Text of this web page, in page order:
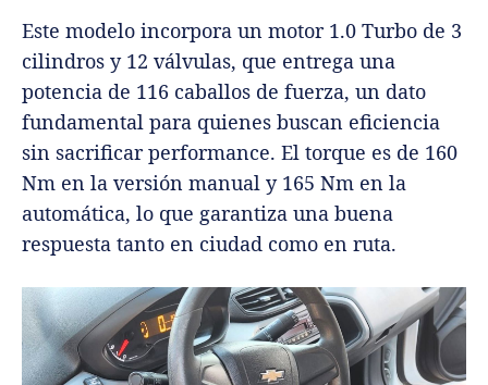
Este modelo incorpora un motor 1.0 Turbo de 3
cilindros y 12 válvulas, que entrega una
potencia de 116 caballos de fuerza, un dato
fundamental para quienes buscan eficiencia
sin sacrificar performance. El torque es de 160
Nm en la versión manual y 165 Nm en la
automática, lo que garantiza una buena
respuesta tanto en ciudad como en ruta.